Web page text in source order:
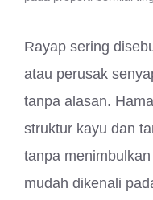
Rayap sering
atau perusak
tanpa alasan.
struktur kayu dan
tanpa
mudah dikenali